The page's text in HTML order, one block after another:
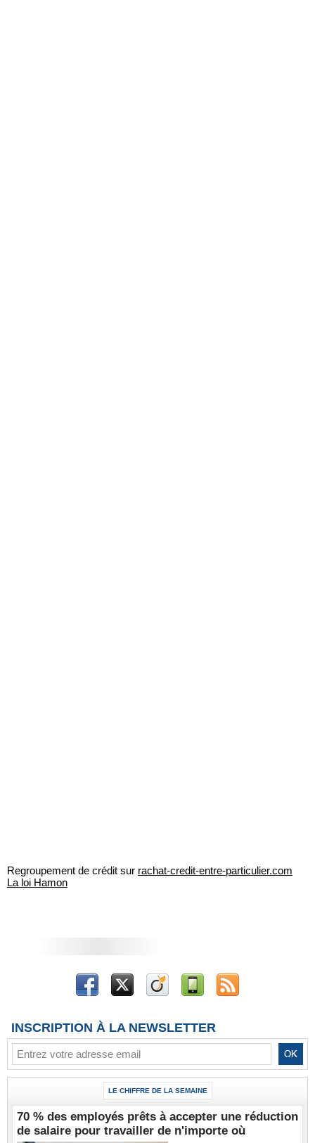
Regroupement de crédit sur rachat-credit-entre-particulier.com
La loi Hamon
INSCRIPTION À LA NEWSLETTER
LE CHIFFRE DE LA SEMAINE
70 % des employés prêts à accepter une réduction
de salaire pour travailler de n'importe où